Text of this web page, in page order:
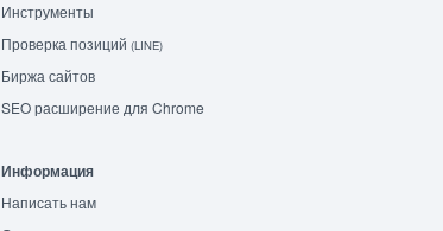
Инструменты
Проверка позиций (LINE)
Биржа сайтов
SEO расширение для Chrome
Информация
Написать нам